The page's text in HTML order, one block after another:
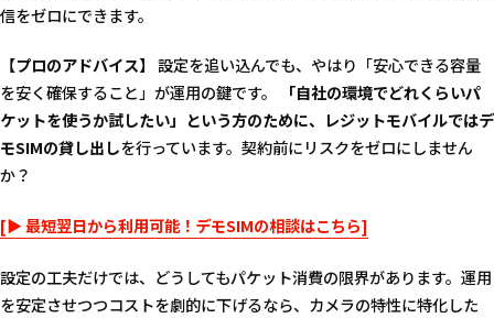
信をゼロにできます。
【プロのアドバイス】 設定を追い込んでも、やはり「安心できる容量
を安く確保すること」が運用の鍵です。
「自社の環境でどれくらいパ
ケットを使うか試したい」という方のために、レジットモバイルではデ
モSIMの貸し出しを行っています。契約前にリスクをゼロにしません
か？
[▶ 最短翌日から利用可能！デモSIMの相談はこちら]
設定の工夫だけでは、どうしてもパケット消費の限界があります。運用
を安定させつつコストを劇的に下げるなら、カメラの特性に特化した